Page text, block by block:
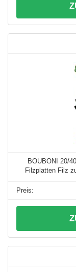
BOUBONI 20/
Filzplatten Filz